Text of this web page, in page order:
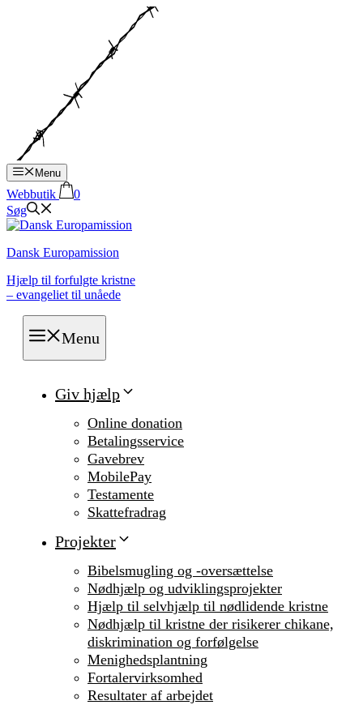
Menu
Webbutik
0
Søg
Dansk Europamission
Hjælp til forfulgte kristne
– evangeliet til unåede
Menu
Giv hjælp
Online donation
Betalingsservice
Gavebrev
MobilePay
Testamente
Skattefradrag
Projekter
Bibelsmugling og -oversættelse
Nødhjælp og udviklingsprojekter
Hjælp til selvhjælp til nødlidende kristne
Nødhjælp til kristne der risikerer chikane,
diskrimination og forfølgelse
Menighedsplantning
Fortalervirksomhed
Resultater af arbejdet